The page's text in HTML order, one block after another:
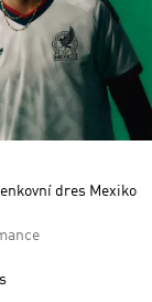
dres Mexiko